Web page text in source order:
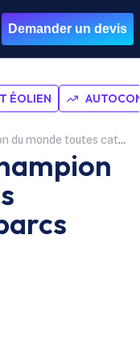
Demander un devis
ÉOLIEN
catégories des parcs éoliens en mer